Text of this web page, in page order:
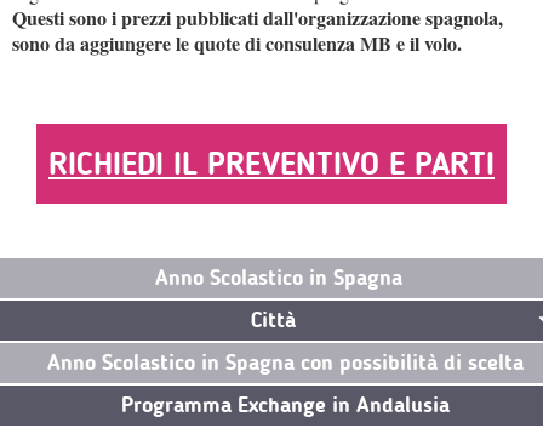
Questi sono i prezzi pubblicati dall'organizzazione spagnola,
sono da aggiungere le quote di consulenza MB e il volo.
RICHIEDI IL PREVENTIVO E PARTI
Anno Scolastico in Spagna
Città
Anno Scolastico in Spagna con possibilità di scelta
Programma Exchange in Andalusia